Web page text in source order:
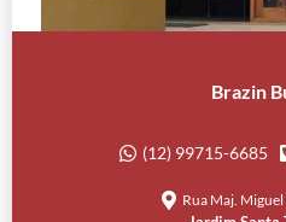
Brazin
(12) 99715-6685
Rua Maj.